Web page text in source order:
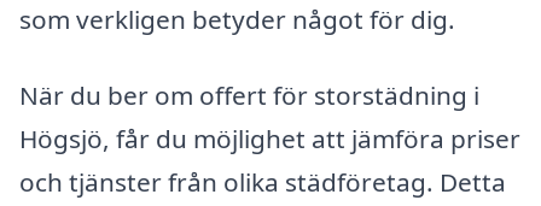
som verkligen betyder något för dig.
När du ber om offert för storstädning i
Högsjö, får du möjlighet att jämföra priser
och tjänster från olika städföretag. Detta